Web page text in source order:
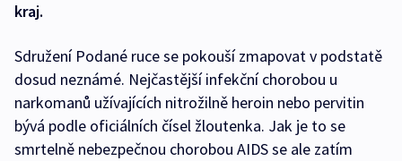
kraj.
Sdružení Podané ruce se pokouší zmapovat v podstatě
dosud neznámé. Nejčastější infekční chorobou u
narkomanů užívajících nitrožilně heroin nebo pervitin
bývá podle oficiálních čísel žloutenka. Jak je to se
smrtelně nebezpečnou chorobou AIDS se ale zatím